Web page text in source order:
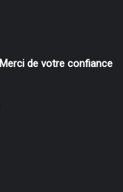
Merci de votre confiance